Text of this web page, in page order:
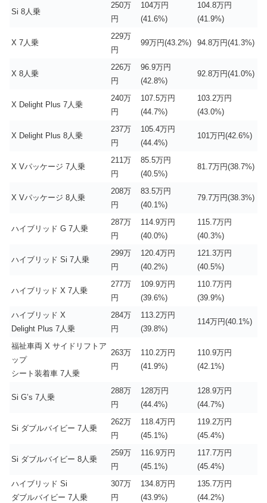
Si 8人乗
250万
円
104万円
(41.6%)
104.8万円
(41.9%)
X 7人乗
229万
円
99万円(43.2%) 94.8万円(41.3%)
X 8人乗
226万
円
96.9万円
(42.8%)
92.8万円(41.0%)
X Delight Plus 7人乗
240万
円
107.5万円
(44.7%)
103.2万円
(43.0%)
X Delight Plus 8人乗
237万
円
105.4万円
(44.4%)
101万円(42.6%)
X Vパッケージ 7人乗
211万
円
85.5万円
(40.5%)
81.7万円(38.7%)
X Vパッケージ 8人乗
208万
円
83.5万円
(40.1%)
79.7万円(38.3%)
ハイブリッド G 7人乗
287万
円
114.9万円
(40.0%)
115.7万円
(40.3%)
ハイブリッド Si 7人乗
299万
円
120.4万円
(40.2%)
121.3万円
(40.5%)
ハイブリッド X 7人乗
277万
円
109.9万円
(39.6%)
110.7万円
(39.9%)
ハイブリッド X
Delight Plus 7人乗
284万
円
113.2万円
(39.8%)
114万円(40.1%)
福祉車両 X サイドリフトア
ップ
シート装着車 7人乗
263万
円
110.2万円
(41.9%)
110.9万円
(42.1%)
Si G’s 7人乗
288万
円
128万円
(44.4%)
128.9万円
(44.7%)
Si ダブルバイビー 7人乗
262万
円
118.4万円
(45.1%)
119.2万円
(45.4%)
Si ダブルバイビー 8人乗
259万
円
116.9万円
(45.1%)
117.7万円
(45.4%)
ハイブリッド Si
ダブルバイビー 7人乗
307万
円
134.8万円
(43.9%)
135.7万円
(44.2%)